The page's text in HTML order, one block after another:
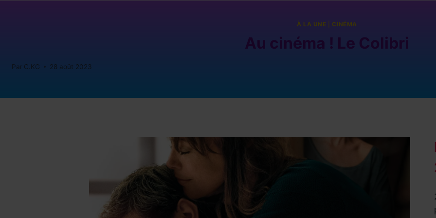
À LA UNE CINÉMA
Au cinéma ! Le Colibri
Par C.KG 28 août 2023